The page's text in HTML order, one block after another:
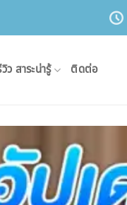
ว สาระน่ารู้ ติดต่อ